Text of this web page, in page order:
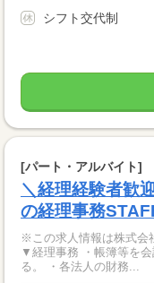
シフト交代制
[パート・アルバイト]
＼経理経験者歓
の経理事務
※この求人情報は株式会
▼経理事務 ・帳簿等を
る。 ・各法人の財務...